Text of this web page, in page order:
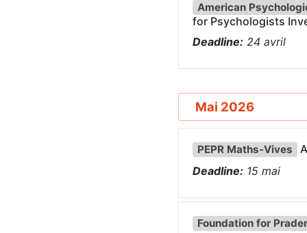
American
for Psychologists
Deadline: 24 avril
Mai 2026
PEPR Maths-Vives
Deadline: 15 mai
Foundation for